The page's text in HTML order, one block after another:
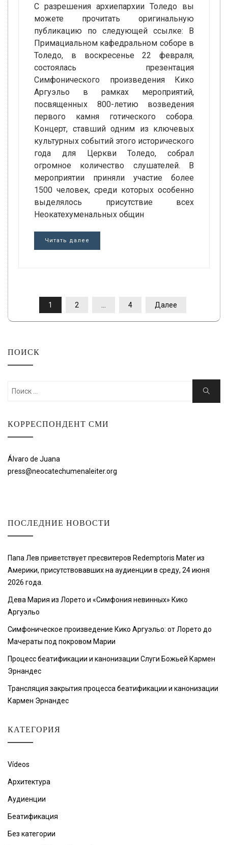
С разрешения архиепархии Толедо вы
можете прочитать оригинальную
публикацию по следующей ссылке: В
Примациальном кафедральном соборе в
Толедо, в воскресенье 22 февраля,
состоялась презентация
Симфонического произведения Кико
Аргуэльо в рамках мероприятий,
посвященных 800-летию возведения
первого камня готического собора.
Концерт, ставший одним из ключевых
культурных событий этого исторического
года для Церкви Толедо, собрал
огромное количество слушателей. В
мероприятии приняли участие более
1500 человек, среди которых особенно
выделялось присутствие всех
Неокатехуменальных общин
Читать далее
ПАГИНАЦИЯ
ЗАПИСЕЙ
1 2 4 Далее
ПОИСК
Искать:
Поиск
КОРРЕСПОНДЕНТ СМИ
Álvaro de Juana
press@neocatechumenaleiter.org
ПОСЛЕДНИЕ НОВОСТИ
Папа Лев приветствует пресвитеров Redemptoris Mater из
Америки, присутствовавших на аудиенции в среду, 24 июня
2026 года.
Дева Мария из Лорето и «Симфония невинных» Кико
Аргуэльо
Симфоническое произведение Кико Аргуэльо: от Лорето до
Мачераты под покровом Марии
Процесс беатификации и канонизации Слуги Божьей Кармен
Эрнандес
Трансляция закрытия процесса беатификации и канонизации
Кармен Эрнандес
КАТЕГОРИЯ
Vídeos
Архитектура
Аудиенции
Беатификация
Без категории